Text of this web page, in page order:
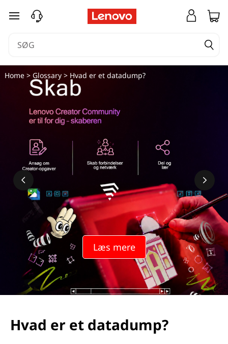
spring til hovedindhold
Læs mere
Home> Glossary> Hvad er et datadump?
Hvad er et datadump?